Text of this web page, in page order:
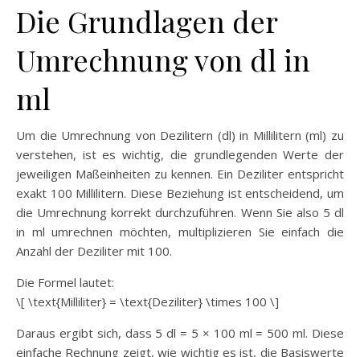
Die Grundlagen der
Umrechnung von dl in
ml
Um die Umrechnung von Dezilitern (dl) in Millilitern (ml) zu
verstehen, ist es wichtig, die grundlegenden Werte der
jeweiligen Maßeinheiten zu kennen. Ein Deziliter entspricht
exakt 100 Millilitern. Diese Beziehung ist entscheidend, um
die Umrechnung korrekt durchzuführen. Wenn Sie also 5 dl
in ml umrechnen möchten, multiplizieren Sie einfach die
Anzahl der Deziliter mit 100.
Die Formel lautet:
\[ \text{Milliliter} = \text{Deziliter} \times 100 \]
Daraus ergibt sich, dass 5 dl = 5 × 100 ml = 500 ml. Diese
einfache Rechnung zeigt, wie wichtig es ist, die Basiswerte